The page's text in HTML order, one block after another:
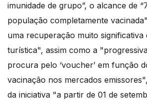
imunidade de grupo”, o alcance de
população completamente
uma recuperação muito significativa
turística", assim como a
procura pelo ‘voucher’ em função
vacinação nos mercados
da iniciativa "a partir de 01 de